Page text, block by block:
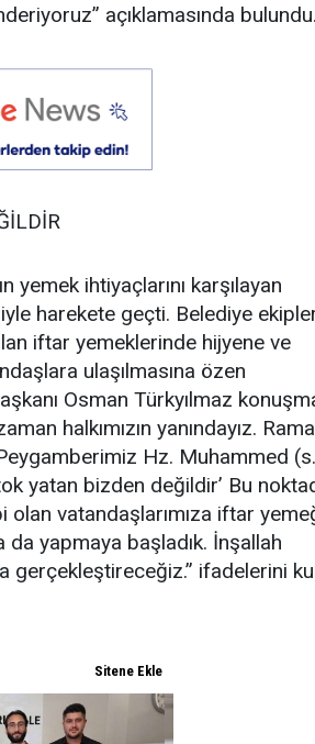
açıklamasında bulundu.
ihtiyaçlarını karşılayan
harekete geçti. Belediye
iftar yemeklerinde hijyene ve
ulaşılmasına özen
Osman Türkyılmaz
halkımızın yanındayız.
Hz. Muhammed
yatan bizden değildir’ Bu
vatandaşlarımıza iftar
da yapmaya başladık. İnşallah
gerçekleştireceğiz.” ifadelerini